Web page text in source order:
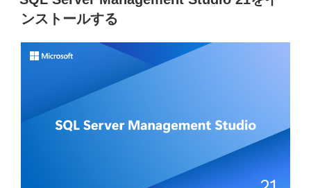
日:
ンストールする